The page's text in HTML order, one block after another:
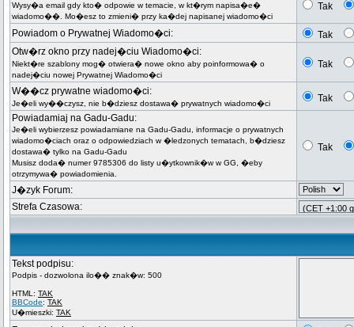
Wysy�a email gdy kto� odpowie w temacie, w kt�rym napisa�e�
wiadomo��. Mo�esz to zmieni� przy ka�dej napisanej wiadomo�ci
Tak
Powiadom o Prywatnej Wiadomo�ci:
Tak
Otw�rz okno przy nadej�ciu Wiadomo�ci:
Niekt�re szablony mog� otwiera� nowe okno aby poinformowa� o
nadej�ciu nowej Prywatnej Wiadomo�ci
Tak
W��cz prywatne wiadomo�ci:
Je�eli wy��czysz, nie b�dziesz dostawa� prywatnych wiadomo�ci
Tak
Powiadamiaj na Gadu-Gadu:
Je�eli wybierzesz powiadamiane na Gadu-Gadu, informacje o prywatnych
wiadomo�ciach oraz o odpowiedziach w �ledzonych tematach, b�dziesz
dostawa� tylko na Gadu-Gadu
Musisz doda� numer 9785306 do listy u�ytkownik�w w GG, �eby
otrzymywa� powiadomienia.
Tak
J�zyk Forum:
Strefa Czasowa:
Tekst podpisu:
Podpis - dozwolona ilo�� znak�w: 500
HTML: TAK
BBCode: TAK
U�mieszki: TAK